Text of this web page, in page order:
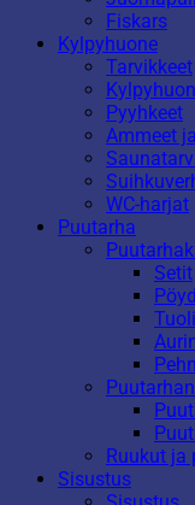
Fiskars
Kylpyhuone
Tarvikkeet
Pyyhkeet
Ammeet
WC-harjat
Puutarha
Setit
Ruukut ja
Sisustus